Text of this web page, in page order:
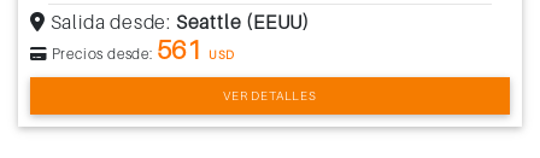
Salida desde: Seattle (EEUU)
Precios desde: 561 USD
VER DETALLES